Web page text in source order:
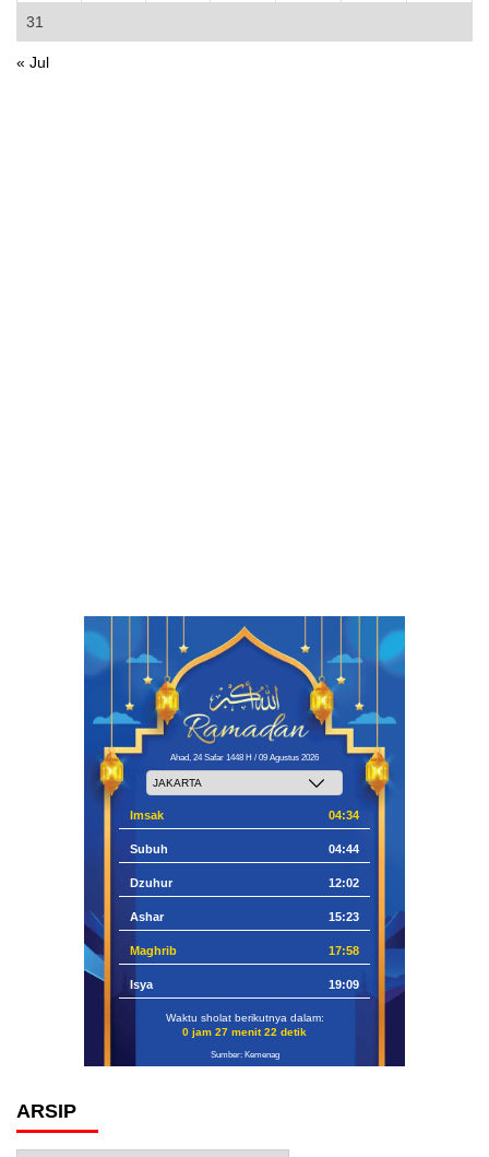
31
« Jul
Ahad, 24 Safar 1448 H / 09 Agustus 2026
Imsak 04:34
Subuh 04:44
Dzuhur 12:02
Ashar 15:23
Maghrib 17:58
Isya 19:09
Waktu sholat berikutnya dalam:
0 jam 27 menit 21 detik
Sumber: Kemenag
ARSIP